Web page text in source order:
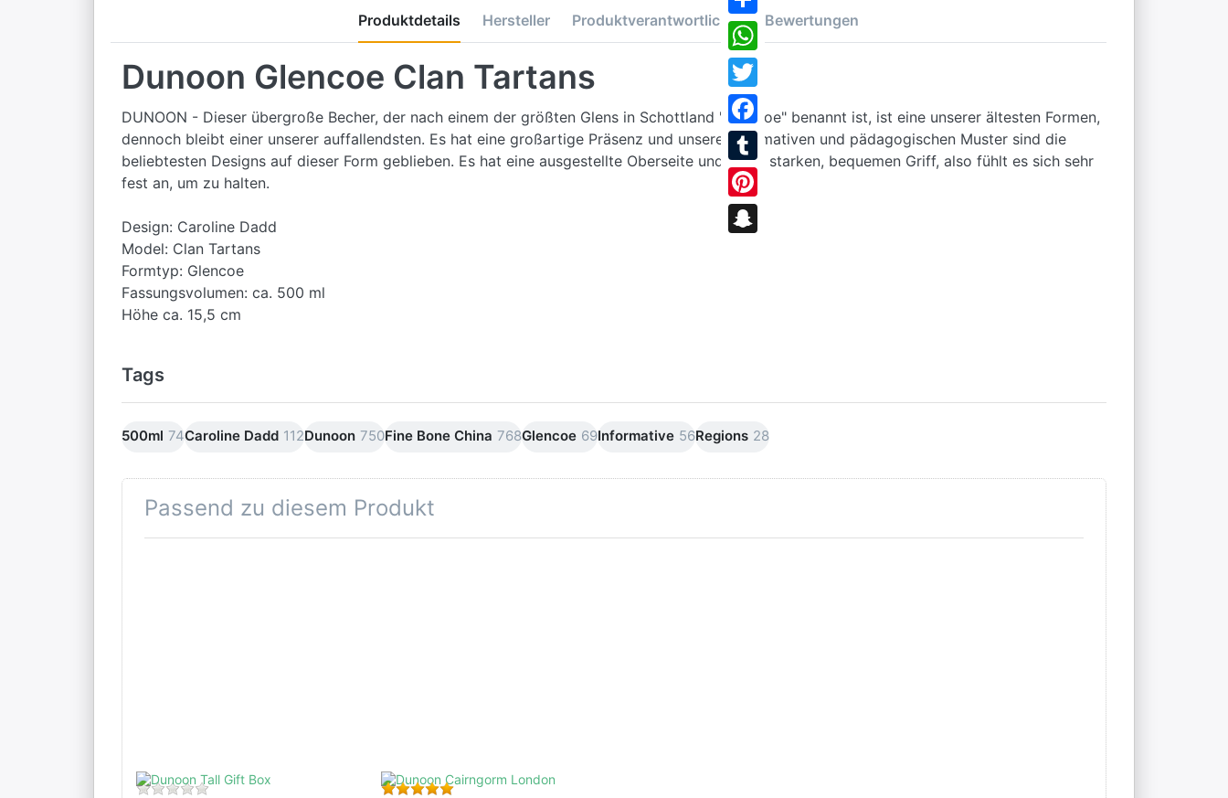
Share
WhatsApp
Twitter
Facebook
Tumblr
Pinterest
Produktdetails Hersteller Produktverantwortlicher Bewertungen
Dunoon Glencoe Clan Tartans
DUNOON - Dieser übergroße Becher, der nach einem der größten Glens in Schottland "Glencoe" benannt ist, ist eine unserer ältesten Formen,
dennoch bleibt einer unserer auffallendsten. Es hat eine großartige Präsenz und unsere informativen und pädagogischen Muster sind die
beliebtesten Designs auf dieser Form geblieben. Es hat eine ausgestellte Oberseite und einen starken, bequemen Griff, also fühlt es sich sehr
fest an, um zu halten.
Design: Caroline Dadd
Model: Clan Tartans
Formtyp: Glencoe
Fassungsvolumen: ca. 500 ml
Höhe ca. 15,5 cm
Tags
500ml 74Caroline Dadd 112Dunoon 750Fine Bone China 768Glencoe 69Informative 56Regions 28
Passend zu diesem Produkt
Zu diesem Produkt liegen noch keine Bewertungen vor.Bewertung: 5 von 5 Sternen. 1 Bewertung.